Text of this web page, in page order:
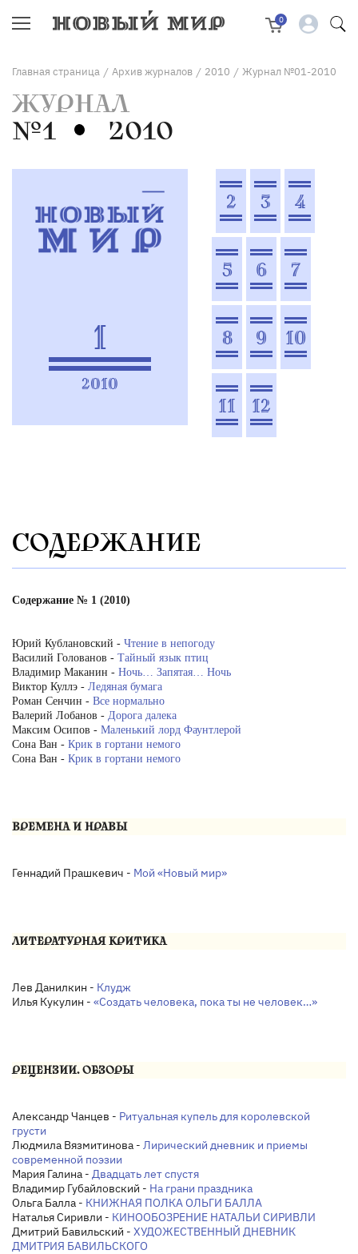
0
Главная страница / Архив журналов / 2010 / Журнал №01-2010
ЖУРНАЛ
№1
2010
1
2010
2 3 4
5 6 7
8 9 10
11 12
СОДЕРЖАНИЕ
Содержание № 1 (2010)
Юрий Кублановский - Чтение в непогоду
Василий Голованов - Тайный язык птиц
Владимир Маканин - Ночь… Запятая… Ночь
Виктор Куллэ - Ледяная бумага
Роман Сенчин - Все нормально
Валерий Лобанов - Дорога далека
Максим Осипов - Маленький лорд Фаунтлерой
Сона Ван - Крик в гортани немого
Сона Ван - Крик в гортани немого
ВРЕМЕНА И НРАВЫ
Геннадий Прашкевич - Мой «Новый мир»
ЛИТЕРАТУРНАЯ КРИТИКА
Лев Данилкин - Клудж
Илья Кукулин - «Создать человека, пока ты не человек…»
РЕЦЕНЗИИ. ОБЗОРЫ
Александр Чанцев - Ритуальная купель для королевской
грусти
Людмила Вязмитинова - Лирический дневник и приемы
современной поэзии
Мария Галина - Двадцать лет спустя
Владимир Губайловский - На грани праздника
Ольга Балла - КНИЖНАЯ ПОЛКА ОЛЬГИ БАЛЛА
Наталья Сиривли - КИНООБОЗРЕНИЕ НАТАЛЬИ СИРИВЛИ
Дмитрий Бавильский - ХУДОЖЕСТВЕННЫЙ ДНЕВНИК
ДМИТРИЯ БАВИЛЬСКОГО